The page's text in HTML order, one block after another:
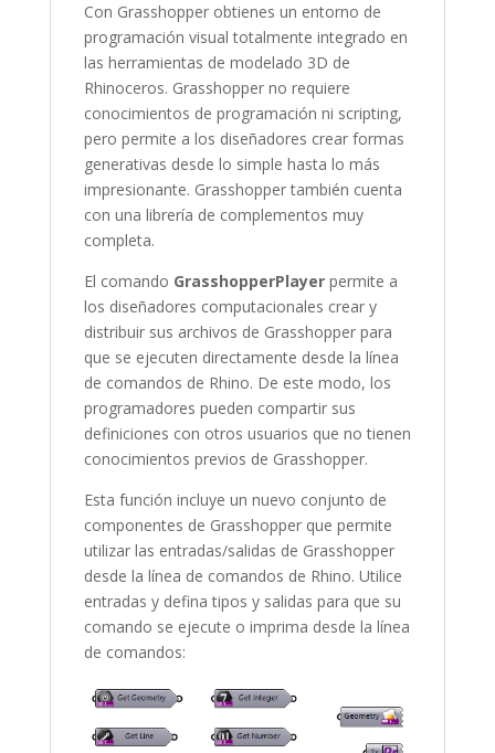
Con Grasshopper obtienes un entorno de
programación visual totalmente integrado en
las herramientas de modelado 3D de
Rhinoceros. Grasshopper no requiere
conocimientos de programación ni scripting,
pero permite a los diseñadores crear formas
generativas desde lo simple hasta lo más
impresionante. Grasshopper también cuenta
con una librería de complementos muy
completa.
El comando GrasshopperPlayerpermite a
los diseñadores computacionales crear y
distribuir sus archivos de Grasshopper para
que se ejecuten directamente desde la línea
de comandos de Rhino. De este modo, los
programadores pueden compartir sus
definiciones con otros usuarios que no tienen
conocimientos previos de Grasshopper.
Esta función incluye un nuevo conjunto de
componentes de Grasshopper que permite
utilizar las entradas/salidas de Grasshopper
desde la línea de comandos de Rhino. Utilice
entradas y defina tipos y salidas para que su
comando se ejecute o imprima desde la línea
de comandos: